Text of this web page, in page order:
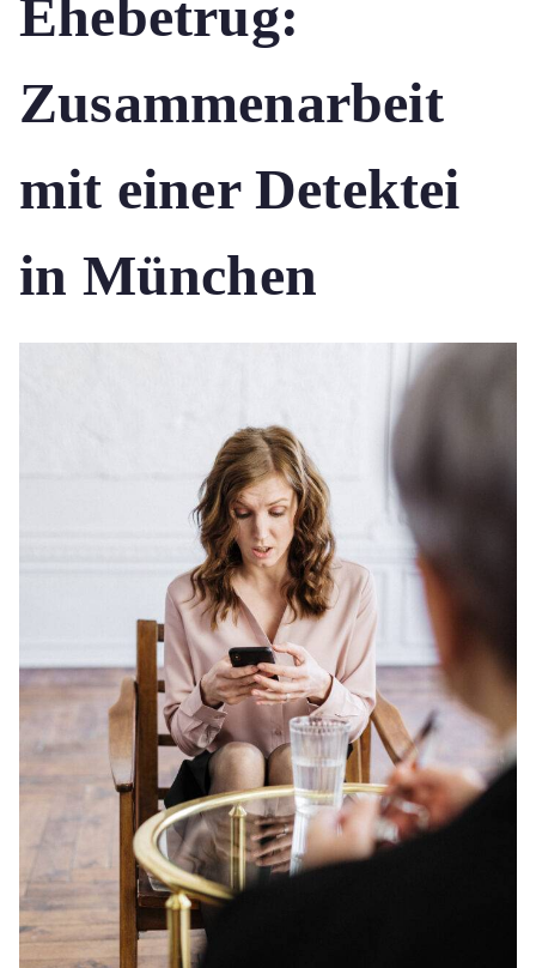
Ehebetrug:
Zusammenarbeit
mit einer Detektei
in München